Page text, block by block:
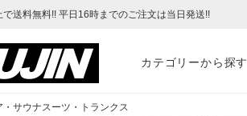
送料無料!! 平日16時までのご注文は当日発送!!
カテゴリーから探す
・サウナスーツ・トランクス